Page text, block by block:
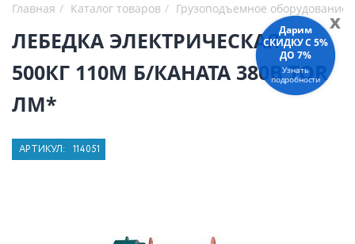
Главная Каталог товаров Грузоподъемное оборудование
ЛЕБЕДКА ЭЛЕКТРИЧЕСКАЯ
500КГ 110М Б/КАНАТА 380В TOR
ЛМ*
АРТИКУЛ: 114051
x
Дарим
СКИДКУ C 5%
ДО 7%
Узнать
подробности